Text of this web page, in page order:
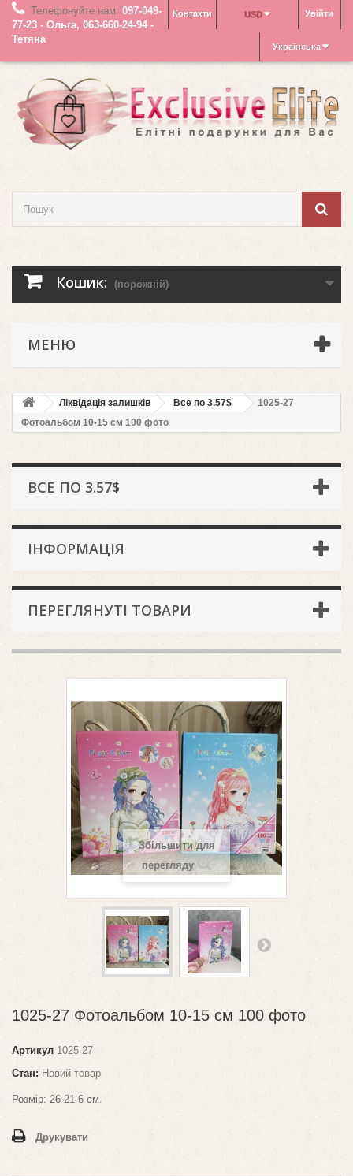
Увійти
USD
Контакти
Телефонуйте нам: 097-049-
77-23 - Ольга, 063-660-24-94 -
Тетяна
Українська
Кошик: (порожній)
МЕНЮ
Ліквідація залишків Всe по 3.57$
1025-27
Фотоальбом 10-15 см 100 фото
ВСE ПО 3.57$
ІНФОРМАЦІЯ
ПЕРЕГЛЯНУТІ ТОВАРИ
Збільшити для
перегляду
1025-27 Фотоальбом 10-15 см 100 фото
Артикул 1025-27
Стан: Новий товар
Розмір: 26-21-6 см.
Друкувати